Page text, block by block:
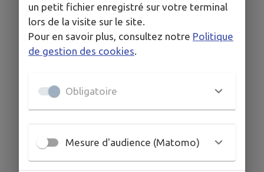
un petit fichier enregistré sur votre terminal
lors de la visite sur le site.
Pour en savoir plus, consultez notre Politique
de gestion des cookies
Obligatoire
Mesure d'audience (Matomo)